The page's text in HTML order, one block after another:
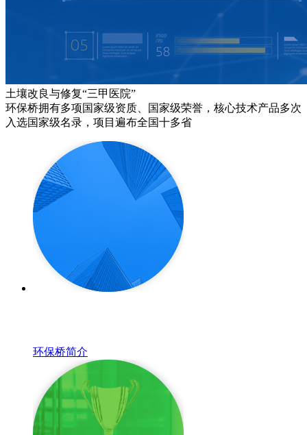
土壤改良与修复“三甲医院”
环保桥拥有多项国家级资质、国家级荣誉，核心技术产品多次
入选国家级名录，项目遍布全国十多省
环保桥简介